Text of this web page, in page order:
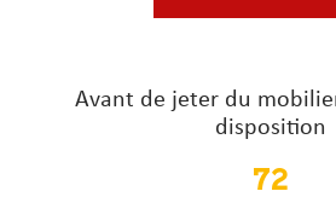
Avant de jeter du
disposition
72